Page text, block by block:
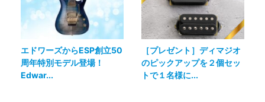
エドワーズからESP創立50
周年特別モデル登場！
Edwar...
［プレゼント］ディマジオ
のピックアップを２個セッ
トで１名様に...